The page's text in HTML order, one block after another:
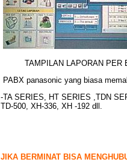
TAMPILAN LAPORAN PER
PABX panasonic yang biasa
-TA SERIES, HT SERIES ,TDN
TD-500, XH-336, XH -192 dll.
JIKA BERMINAT BISA